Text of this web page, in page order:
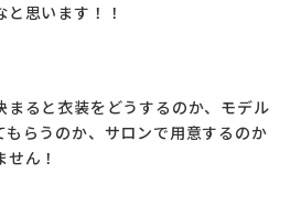
思います！！
まると衣装をどうするのか、モデル
もらうのか、サロンで用意するのか
ん！